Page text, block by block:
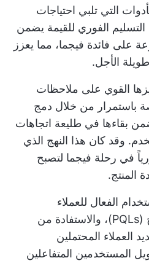
التي تلبي احتياجات
التسليم الفوري للقيمة يضمن
على فائدة فيجما، مما يعزز
الأجل.
القوي على ملاحظات
باستمرار من خلال دمج
بقاءها في طليعة اتجاهات
وقد كان هذا النهج الذي
في رحلة فيجما لتصبح
المنتج.
الفعال للعملاء
المحتملين المؤهلين للمنتج (PQLs)، والاستفادة من
العملاء المحتملين
المستخدمين المتفاعلين